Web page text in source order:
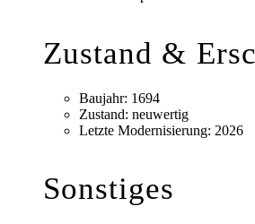
Zustand &
Baujahr: 1694
Zustand: neuwertig
Letzte Modernisierung: 2026
Sonstiges